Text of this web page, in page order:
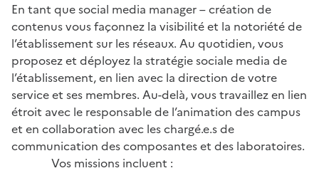
En tant que social media manager – création de
contenus vous façonnez la visibilité et la notoriété de
l’établissement sur les réseaux. Au quotidien, vous
proposez et déployez la stratégie sociale media de
l’établissement, en lien avec la direction de votre
service et ses membres. Au-delà, vous travaillez en lien
étroit avec le responsable de l’animation des campus
et en collaboration avec les chargé.e.s de
communication des composantes et des laboratoires.
Vos missions incluent :